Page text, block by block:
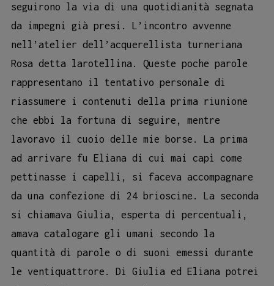
seguirono la via di una quotidianità segnata
da impegni già presi. L’incontro avvenne
nell’atelier dell’acquerellista turneriana
Rosa detta larotellina. Queste poche parole
rappresentano il tentativo personale di
riassumere i contenuti della prima riunione
che ebbi la fortuna di seguire, mentre
lavoravo il cuoio delle mie borse. La prima
ad arrivare fu Eliana di cui mai capì come
pettinasse i capelli, si faceva accompagnare
da una confezione di 24 brioscine. La seconda
si chiamava Giulia, esperta di percentuali,
amava catalogare gli umani secondo la
quantità di parole o di suoni emessi durante
le ventiquattrore. Di Giulia ed Eliana potrei